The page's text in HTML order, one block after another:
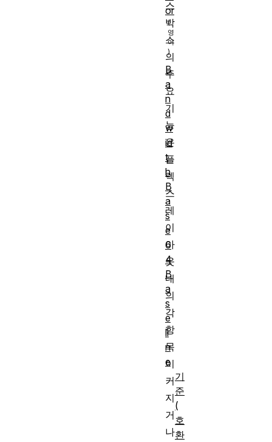
스
박
스
의
주
요
기
능
은
플
렉
스
레
이
아
웃
내
의
각
항
목
이
커
지
거
나
or
B
a
n
d
w
id
t
h
B
a
s
e
6
4
B
a
s
e
li
n
e
기
준
(
호
환